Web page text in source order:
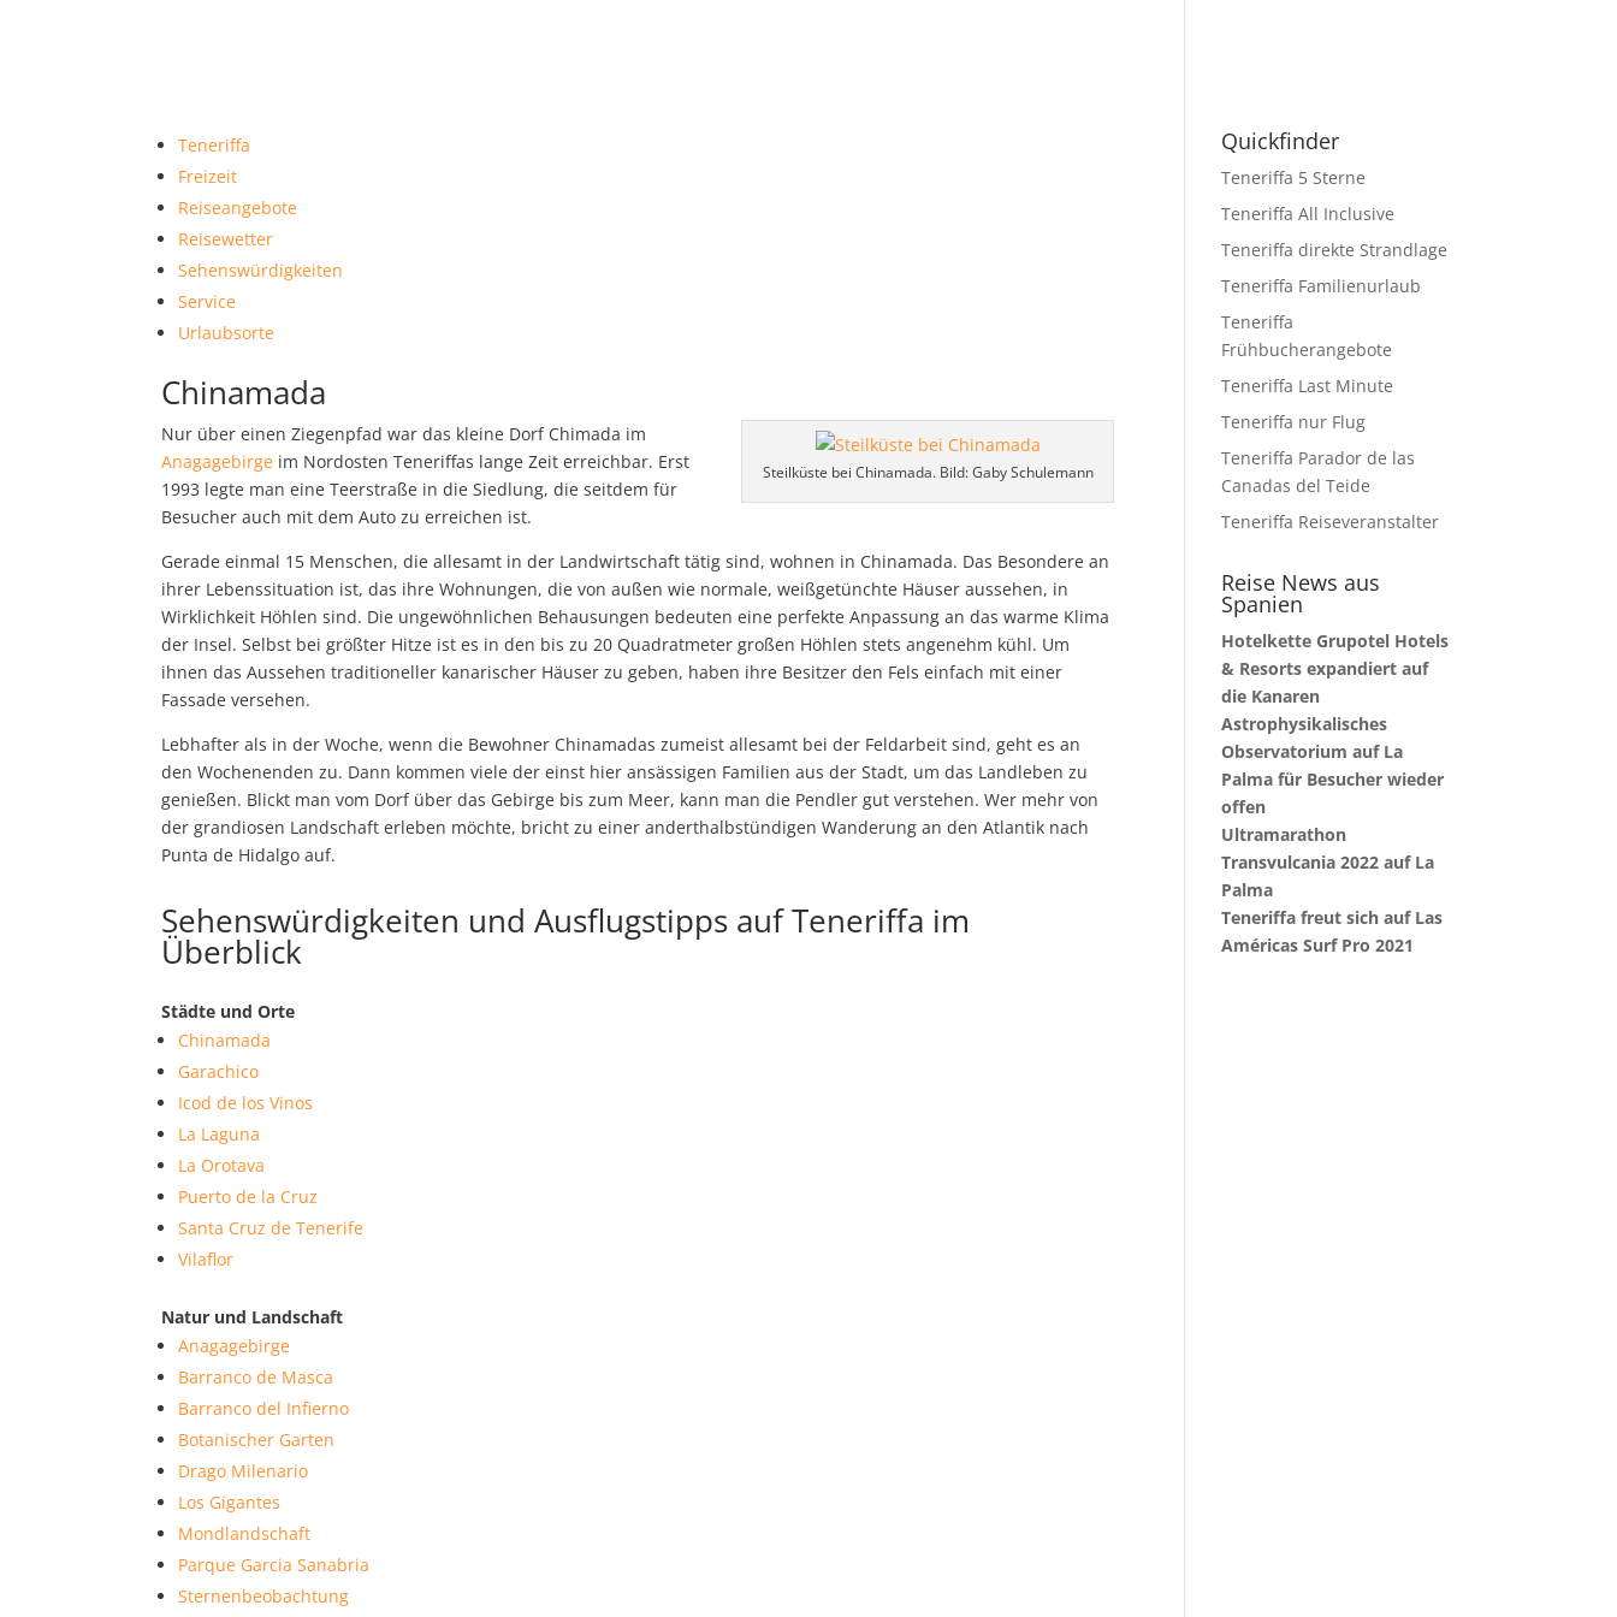
Teneriffa
Freizeit
Reiseangebote
Reisewetter
Sehenswürdigkeiten
Service
Urlaubsorte
Chinamada
Steilküste bei Chinamada. Bild: Gaby Schulemann
Nur über einen Ziegenpfad war das kleine Dorf Chimada im
Anagagebirge im Nordosten Teneriffas lange Zeit erreichbar. Erst
1993 legte man eine Teerstraße in die Siedlung, die seitdem für
Besucher auch mit dem Auto zu erreichen ist.
Gerade einmal 15 Menschen, die allesamt in der Landwirtschaft tätig sind, wohnen in Chinamada. Das Besondere an
ihrer Lebenssituation ist, das ihre Wohnungen, die von außen wie normale, weißgetünchte Häuser aussehen, in
Wirklichkeit Höhlen sind. Die ungewöhnlichen Behausungen bedeuten eine perfekte Anpassung an das warme Klima
der Insel. Selbst bei größter Hitze ist es in den bis zu 20 Quadratmeter großen Höhlen stets angenehm kühl. Um
ihnen das Aussehen traditioneller kanarischer Häuser zu geben, haben ihre Besitzer den Fels einfach mit einer
Fassade versehen.
Lebhafter als in der Woche, wenn die Bewohner Chinamadas zumeist allesamt bei der Feldarbeit sind, geht es an
den Wochenenden zu. Dann kommen viele der einst hier ansässigen Familien aus der Stadt, um das Landleben zu
genießen. Blickt man vom Dorf über das Gebirge bis zum Meer, kann man die Pendler gut verstehen. Wer mehr von
der grandiosen Landschaft erleben möchte, bricht zu einer anderthalbstündigen Wanderung an den Atlantik nach
Punta de Hidalgo auf.
Sehenswürdigkeiten und Ausflugstipps auf Teneriffa im
Überblick
Städte und Orte
Chinamada
Garachico
Icod de los Vinos
La Laguna
La Orotava
Puerto de la Cruz
Santa Cruz de Tenerife
Vilaflor
Natur und Landschaft
Anagagebirge
Barranco de Masca
Barranco del Infierno
Botanischer Garten
Drago Milenario
Los Gigantes
Mondlandschaft
Parque Garcia Sanabria
Sternenbeobachtung
Quickfinder
Teneriffa 5 Sterne
Teneriffa All Inclusive
Teneriffa direkte Strandlage
Teneriffa Familienurlaub
Teneriffa
Frühbucherangebote
Teneriffa Last Minute
Teneriffa nur Flug
Teneriffa Parador de las
Canadas del Teide
Teneriffa Reiseveranstalter
Reise News aus
Spanien
Hotelkette Grupotel Hotels
& Resorts expandiert auf
die Kanaren
Astrophysikalisches
Observatorium auf La
Palma für Besucher wieder
offen
Ultramarathon
Transvulcania 2022 auf La
Palma
Teneriffa freut sich auf Las
Américas Surf Pro 2021